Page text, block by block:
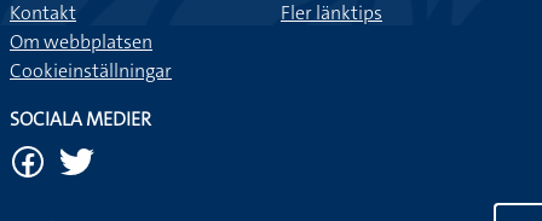
Kontakt
Om webbplatsen
Cookieinställningar
Fler länktips
SOCIALA MEDIER